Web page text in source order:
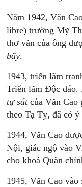
Năm 1942, Văn
libre) trường Mỹ
thơ văn của ông
bẩy.
1943, triển lãm
Triển lãm Độc
tự sátcủa Văn Cao
theo Tạ Tỵ, đã có ý
1944, Văn Cao
Nội, giác ngộ vào
cho khoá Quân
1945, Văn Cao